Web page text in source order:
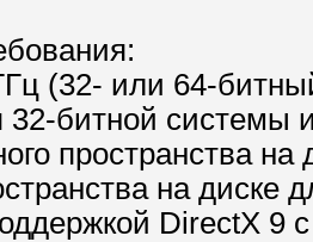
(32- или 64-
32-битной системы
пространства
на диске
DirectX